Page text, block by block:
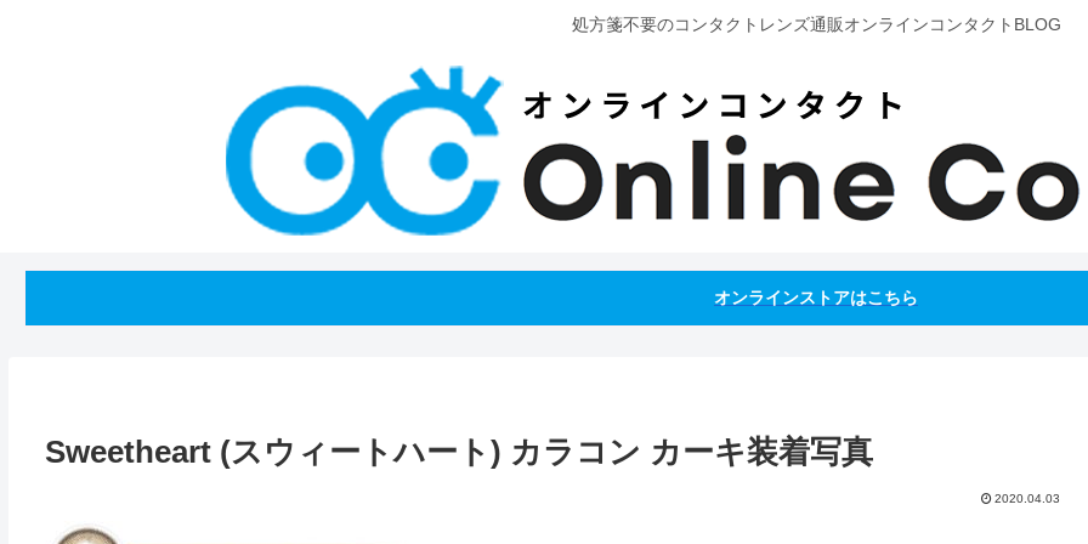
処方箋不要のコンタクトレンズ通販オンラインコンタクトBLOG
オンラインストアはこちら
Sweetheart (スウィートハート) カラコン カーキ装着写真
2020.04.03